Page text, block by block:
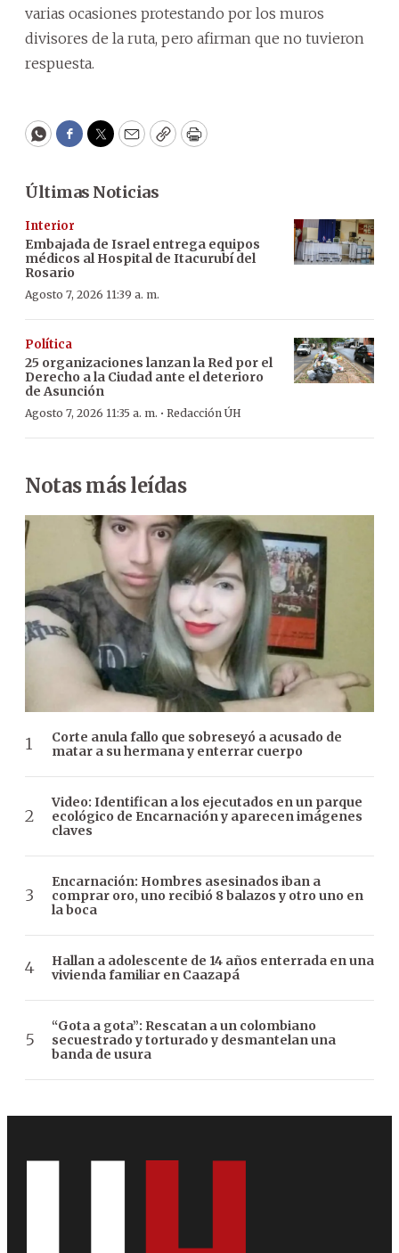
varias ocasiones protestando por los muros
divisores de la ruta, pero afirman que no tuvieron
respuesta.
WhatsApp
Facebook
Twitter
EmailCopyPrint
Últimas Noticias
Interior
Embajada de Israel entrega equipos
médicos al Hospital de Itacurubí del
Rosario
Agosto 7, 2026 11:39 a. m.
Política
25 organizaciones lanzan la Red por el
Derecho a la Ciudad ante el deterioro
de Asunción
Agosto 7, 2026 11:35 a. m. · Redacción ÚH
Notas más leídas
Corte anula fallo que sobreseyó a acusado de
matar a su hermana y enterrar cuerpo
Video: Identifican a los ejecutados en un parque
ecológico de Encarnación y aparecen imágenes
claves
Encarnación: Hombres asesinados iban a
comprar oro, uno recibió 8 balazos y otro uno en
la boca
Hallan a adolescente de 14 años enterrada en una
vivienda familiar en Caazapá
“Gota a gota”: Rescatan a un colombiano
secuestrado y torturado y desmantelan una
banda de usura